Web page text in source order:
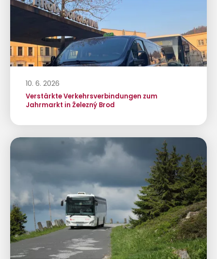
10. 6. 2026
Verstärkte Verkehrsverbindungen zum
Jahrmarkt in Železný Brod